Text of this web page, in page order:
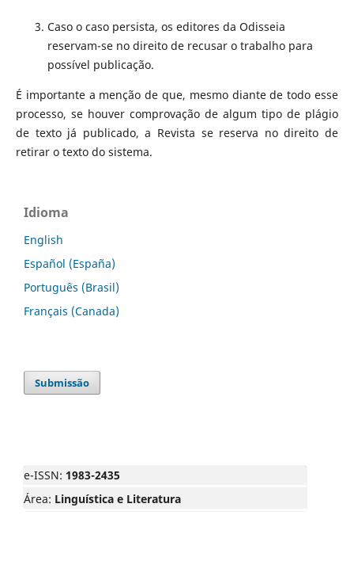
Caso o caso persista, os editores da Odisseia
reservam-se no direito de recusar o trabalho para
possível publicação.
É importante a menção de que, mesmo diante de todo esse
processo, se houver comprovação de algum tipo de plágio
de texto já publicado, a Revista se reserva no direito de
retirar o texto do sistema.
Idioma
English
Español (España)
Português (Brasil)
Français (Canada)
Submissão
e-ISSN: 1983-2435
Área: Linguística e Literatura